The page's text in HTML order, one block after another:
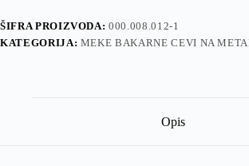
x
0,8
na
ŠIFRA PROIZVODA:000.008.012-1
KATEGORIJA: MEKE BAKARNE CEVI NA
Opis